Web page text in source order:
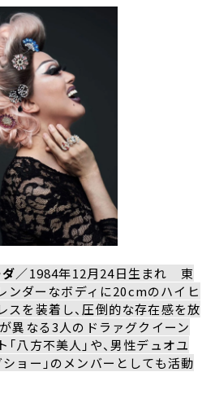
／1984年12月24日生まれ 東
ンダーなボディに20cmのハイヒ
スを装着し、圧倒的な存在感を放
異なる3人のドラァグクイーン
八方不美人」や、男性デュオユ
ョー」のメンバーとしても活動